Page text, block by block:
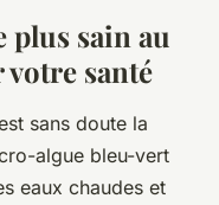
sain au
santé
sans doute la
algue bleu-vert
eaux chaudes et